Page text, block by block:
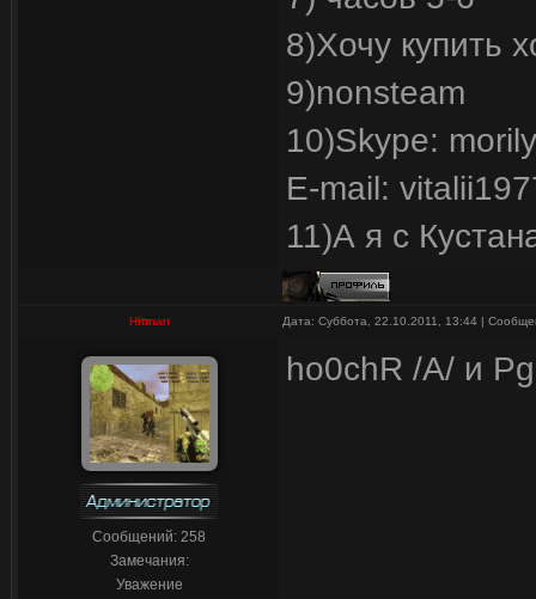
8)Хочу купить
9)nonsteam
10)Skype:
E-mail:
11)А я с
Hitman Дата: Суббота, 22.10.2011, 13:44 |
Сообщений: 258
Замечания:
Уважение
ho0chR /A/ и